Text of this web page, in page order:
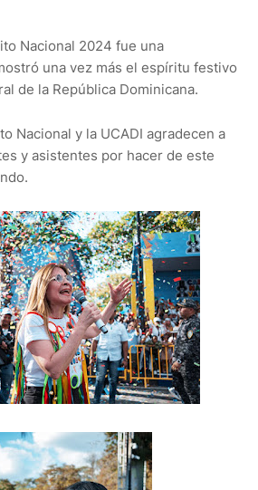
Nacional 2024 fue una
una vez más el espíritu festivo
de la República Dominicana.
Nacional y la UCADI agradecen a
y asistentes por hacer de este